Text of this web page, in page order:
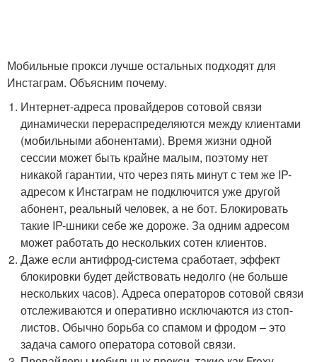
Мобильные прокси лучше остальных подходят для
Инстаграм. Объясним почему.
Интернет-адреса провайдеров сотовой связи
динамически перераспределяются между клиентами
(мобильными абонентами). Время жизни одной
сессии может быть крайне малым, поэтому нет
никакой гарантии, что через пять минут с тем же IP-
адресом к Инстаграм не подключится уже другой
абонент, реальный человек, а не бот. Блокировать
такие IP-шники себе же дороже. За одним адресом
может работать до нескольких сотен клиентов.
Даже если антифрод-система сработает, эффект
блокировки будет действовать недолго (не больше
нескольких часов). Адреса операторов сотовой связи
отслеживаются и оперативно исключаются из стоп-
листов. Обычно борьба со спамом и фродом – это
задача самого оператора сотовой связи.